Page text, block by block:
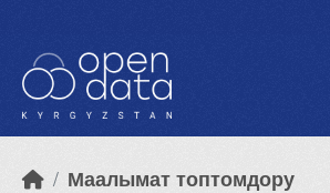
Маалымат топтомдору